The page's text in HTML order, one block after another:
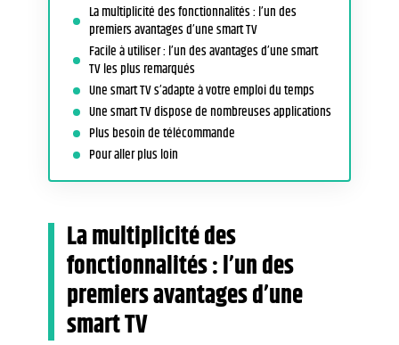
La multiplicité des fonctionnalités : l’un des
premiers avantages d’une smart TV
Facile à utiliser : l’un des avantages d’une smart
TV les plus remarqués
Une smart TV s’adapte à votre emploi du temps
Une smart TV dispose de nombreuses applications
Plus besoin de télécommande
Pour aller plus loin
La multiplicité des
fonctionnalités : l’un des
premiers avantages d’une
smart TV